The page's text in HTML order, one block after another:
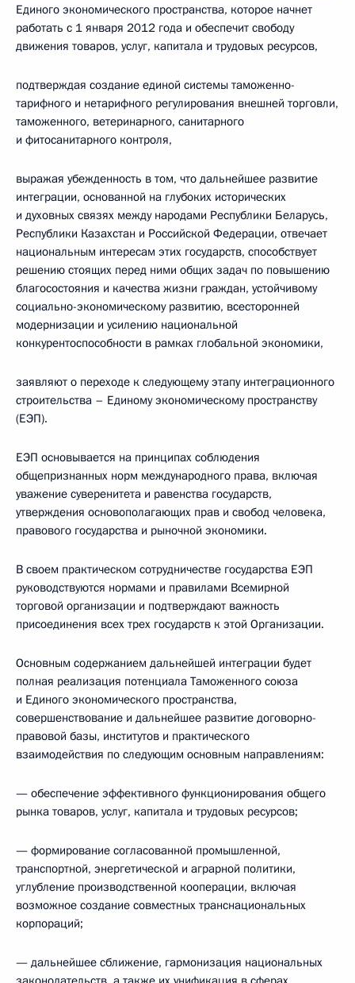
Единого экономического пространства, которое начнет
работать с 1 января 2012 года и обеспечит свободу
движения товаров, услуг, капитала и трудовых ресурсов,
подтверждая создание единой системы таможенно-
тарифного и нетарифного регулирования внешней торговли,
таможенного, ветеринарного, санитарного
и фитосанитарного контроля,
выражая убежденность в том, что дальнейшее развитие
интеграции, основанной на глубоких исторических
и духовных связях между народами Республики Беларусь,
Республики Казахстан и Российской Федерации, отвечает
национальным интересам этих государств, способствует
решению стоящих перед ними общих задач по повышению
благосостояния и качества жизни граждан, устойчивому
социально-экономическому развитию, всесторонней
модернизации и усилению национальной
конкурентоспособности в рамках глобальной экономики,
заявляют о переходе к следующему этапу интеграционного
строительства – Единому экономическому пространству
(ЕЭП).
ЕЭП основывается на принципах соблюдения
общепризнанных норм международного права, включая
уважение суверенитета и равенства государств,
утверждения основополагающих прав и свобод человека,
правового государства и рыночной экономики.
В своем практическом сотрудничестве государства ЕЭП
руководствуются нормами и правилами Всемирной
торговой организации и подтверждают важность
присоединения всех трех государств к этой Организации.
Основным содержанием дальнейшей интеграции будет
полная реализация потенциала Таможенного союза
и Единого экономического пространства,
совершенствование и дальнейшее развитие договорно-
правовой базы, институтов и практического
взаимодействия по следующим основным направлениям:
— обеспечение эффективного функционирования общего
рынка товаров, услуг, капитала и трудовых ресурсов;
— формирование согласованной промышленной,
транспортной, энергетической и аграрной политики,
углубление производственной кооперации, включая
возможное создание совместных транснациональных
корпораций;
— дальнейшее сближение, гармонизация национальных